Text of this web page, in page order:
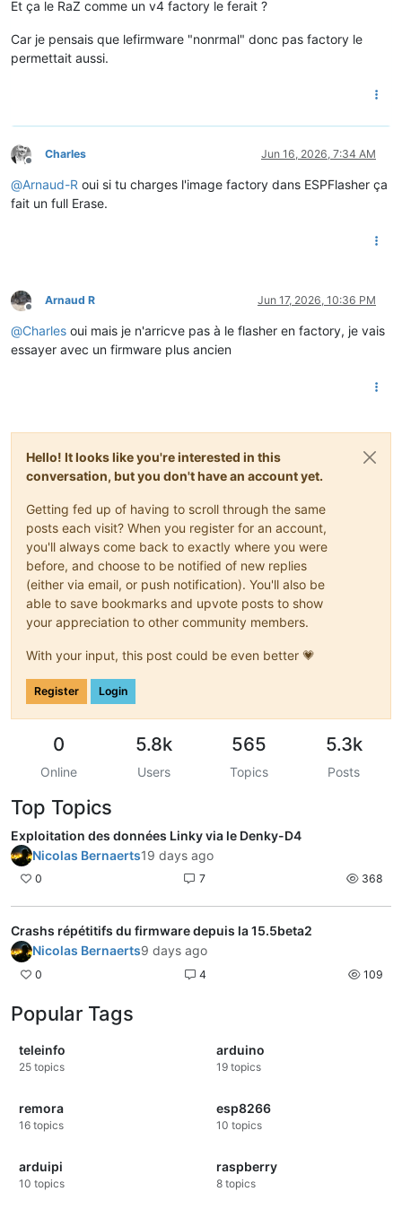
Et ça le RaZ comme un v4 factory le ferait ?
Car je pensais que lefirmware "nonrmal" donc pas factory le
permettait aussi.
Offline
Charles Jun 16, 2026, 7:34 AM
@Arnaud-R oui si tu charges l'image factory dans ESPFlasher ça
fait un full Erase.
Offline
Arnaud R Jun 17, 2026, 10:36 PM
@Charles oui mais je n'arricve pas à le flasher en factory, je vais
essayer avec un firmware plus ancien
Hello! It looks like you're interested in this
conversation, but you don't have an account yet.
Getting fed up of having to scroll through the same
posts each visit? When you register for an account,
you'll always come back to exactly where you were
before, and choose to be notified of new replies
(either via email, or push notification). You'll also be
able to save bookmarks and upvote posts to show
your appreciation to other community members.
With your input, this post could be even better 💗
Register Login
0
Online
5.8k
Users
565
Topics
5.3k
Posts
Top Topics
Exploitation des données Linky via le Denky-D4
Nicolas Bernaerts19 days ago
0 7 368
Crashs répétitifs du firmware depuis la 15.5beta2
Nicolas Bernaerts9 days ago
0 4 109
Popular Tags
teleinfo
25 topics
arduino
19 topics
remora
16 topics
esp8266
10 topics
arduipi
10 topics
raspberry
8 topics